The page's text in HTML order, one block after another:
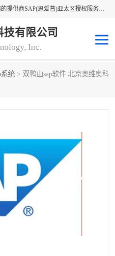
北京奥维奥，是全球企业管理解决方案的提供商SAP(思爱普)亚太区授权服务商领军者，SAP金牌服务商和代理商。企业ERP系统软件，SAP软件实施，17年来服务客户1500多家。提供SAP Business One，SAP Business ByDesign，SAP S/4HANA Cloud，SAP Analytics Cloud （分析云）等产品与解决方案。咨询专线：400-890-8880
有限公司
Inc.
系统 > 双鸭山sap软件 北京奥维奥科
扫码系统
制造业ERP系统
皮具厂erp系统